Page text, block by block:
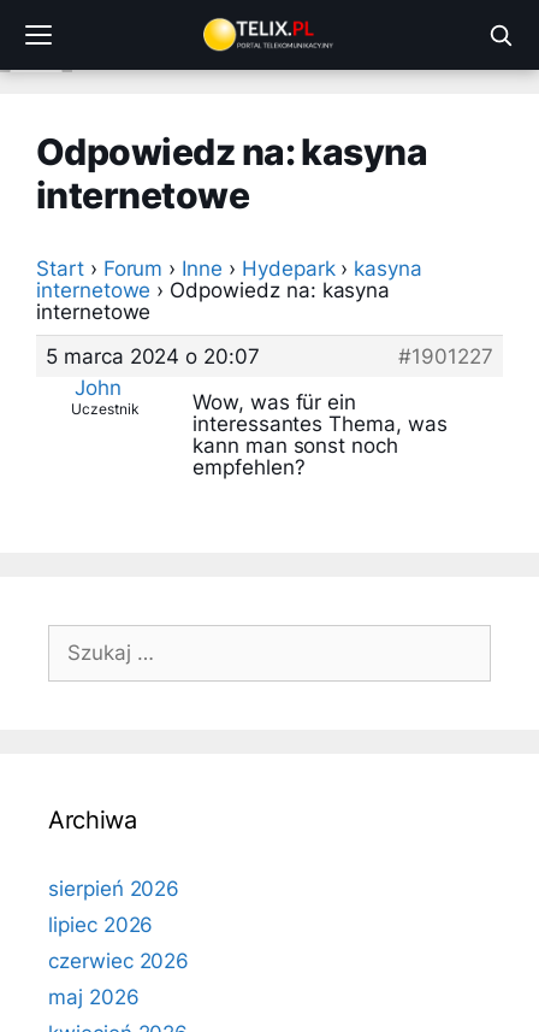
treści
Odpowiedz na: kasyna
internetowe
Start › Forum › Inne › Hydepark › kasyna
internetowe › Odpowiedz na: kasyna
internetowe
5 marca 2024 o 20:07
#1901227
John
Uczestnik
Wow, was für ein
interessantes Thema, was
kann man sonst noch
empfehlen?
Szukaj:
Archiwa
sierpień 2026
lipiec 2026
czerwiec 2026
maj 2026